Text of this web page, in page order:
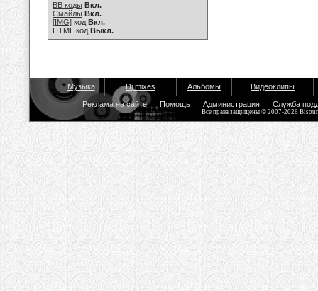
BB коды Вкл.
Смайлы Вкл.
[IMG] код Вкл.
HTML код Выкл.
Музыка Dj mixes Альбомы Видеоклипы
Реклама на сайте Помощь Администрация Служба
Все права защищены © 2007-2026